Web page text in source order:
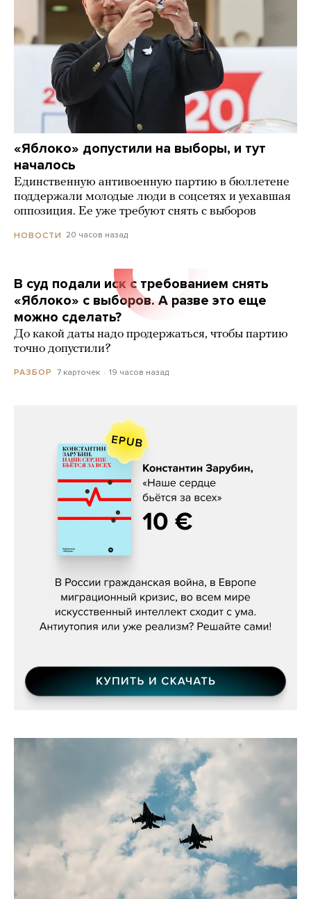
«Яблоко» допустили на выборы, и тут
началось
Единственную антивоенную партию в бюллетене
поддержали молодые люди в соцсетях и уехавшая
оппозиция. Ее уже требуют снять с выборов
НОВОСТИ 20 часов назад
В суд подали иск с требованием снять
«Яблоко» с выборов. А разве это еще
можно сделать?
До какой даты надо продержаться, чтобы партию
точно допустили?
РАЗБОР 7 карточек 19 часов назад
Константин Зарубин, «Наше сердце